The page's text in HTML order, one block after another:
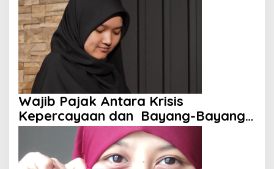
Wajib Pajak Antara Krisis
Kepercayaan dan Bayang-Bayang
Aparat